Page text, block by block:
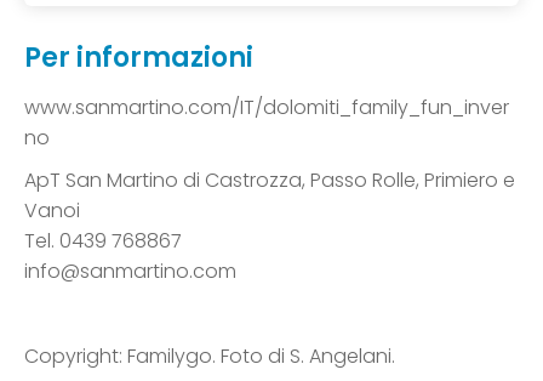
Per informazioni
www.sanmartino.com/IT/dolomiti_family_fun_inver
no
ApT San Martino di Castrozza, Passo Rolle, Primiero e
Vanoi
Tel. 0439 768867
info@sanmartino.com
Copyright: Familygo. Foto di S. Angelani.